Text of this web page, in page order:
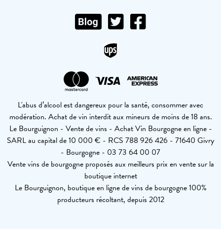
L'abus d’alcool est dangereux pour la santé, consommer avec
modération. Achat de vin interdit aux mineurs de moins de 18 ans.
Le Bourguignon - Vente de vins - Achat Vin Bourgogne en ligne -
SARL au capital de 10 000 € - RCS 788 926 426 - 71640 Givry
- Bourgogne - 03 73 64 00 07
Vente vins de bourgogne proposés aux meilleurs prix en vente sur la
boutique internet
Le Bourguignon, boutique en ligne de vins de bourgogne 100%
producteurs récoltant, depuis 2012